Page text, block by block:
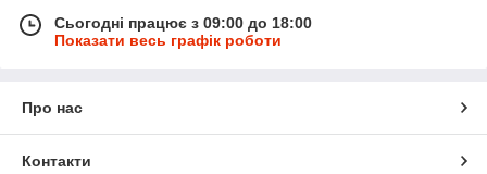
Сьогодні працює з 09:00 до 18:00
Показати весь графік роботи
Про нас
Контакти